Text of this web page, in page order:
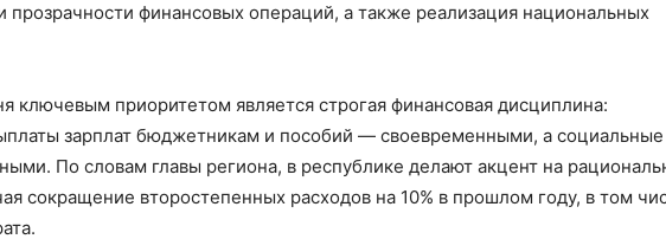
прозрачности финансовых операций, а также реализация национальных
ключевым приоритетом является строгая финансовая дисциплина:
зарплат бюджетникам и пособий — своевременными, а социальные
По словам главы региона, в республике делают акцент на
сокращение второстепенных расходов на 10% в прошлом году, в том